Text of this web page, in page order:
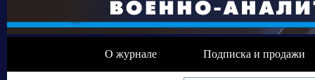
О журнале Подписка и продажи